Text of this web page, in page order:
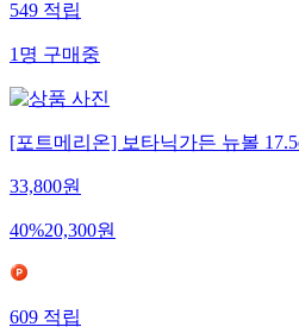
549적립
1명구매중
[포트메리온] 보타닉가든 뉴볼
33,800원
40%20,300원
609적립